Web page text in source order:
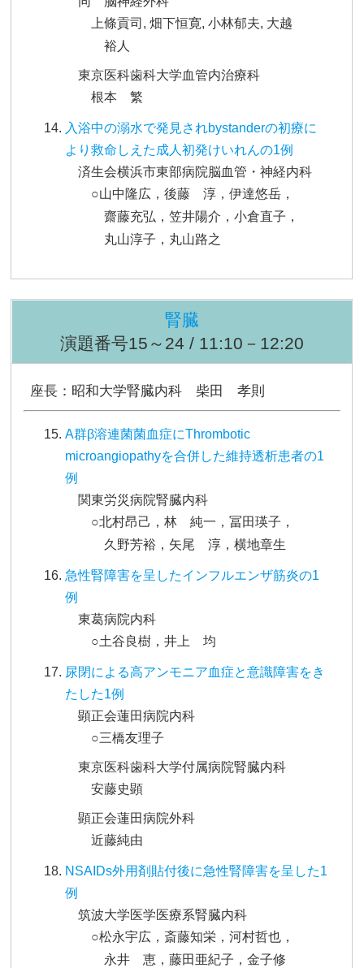
上條貢司, 畑下恒寛, 小林郁夫, 大越
裕人
東京医科歯科大学血管内治療科
根本 繁
入浴中の溺水で発見されbystanderの初療に
より救命しえた成人初発けいれんの1例
済生会横浜市東部病院脳血管・神経内科
○山中隆広，後藤 淳，伊達悠岳，
齋藤充弘，笠井陽介，小倉直子，
丸山淳子，丸山路之
腎臓
演題番号15～24 / 11:10－12:20
座長：昭和大学腎臓内科 柴田 孝則
A群β溶連菌菌血症にThrombotic
microangiopathyを合併した維持透析患者の1
例
関東労災病院腎臓内科
○北村昂己，林 純一，冨田瑛子，
久野芳裕，矢尾 淳，横地章生
急性腎障害を呈したインフルエンザ筋炎の1
例
東葛病院内科
○土谷良樹，井上 均
尿閉による高アンモニア血症と意識障害をき
たした1例
顕正会蓮田病院内科
○三橋友理子
東京医科歯科大学付属病院腎臓内科
安藤史顕
顕正会蓮田病院外科
近藤純由
NSAIDs外用剤貼付後に急性腎障害を呈した1
例
筑波大学医学医療系腎臓内科
○松永宇広，斎藤知栄，河村哲也，
永井 恵，藤田亜紀子，金子修